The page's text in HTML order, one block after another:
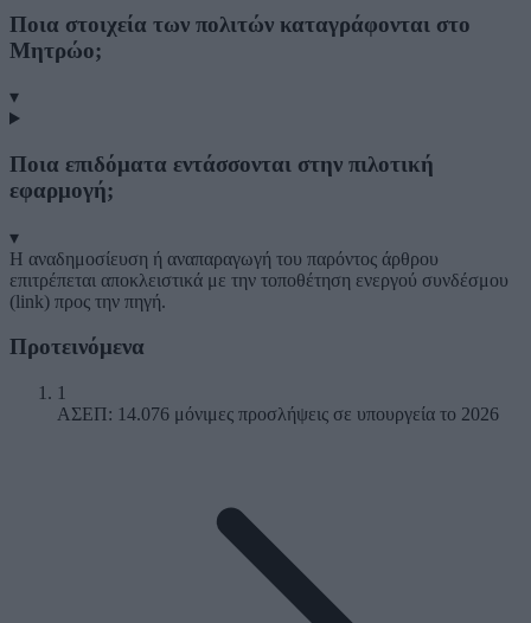
Ποια στοιχεία των πολιτών καταγράφονται στο
Μητρώο;
▾
Ποια επιδόματα εντάσσονται στην πιλοτική
εφαρμογή;
▾
Η αναδημοσίευση ή αναπαραγωγή του παρόντος άρθρου
επιτρέπεται αποκλειστικά με την τοποθέτηση ενεργού συνδέσμου
(link) προς την πηγή.
Προτεινόμενα
1
ΑΣΕΠ: 14.076 μόνιμες προσλήψεις σε υπουργεία το 2026